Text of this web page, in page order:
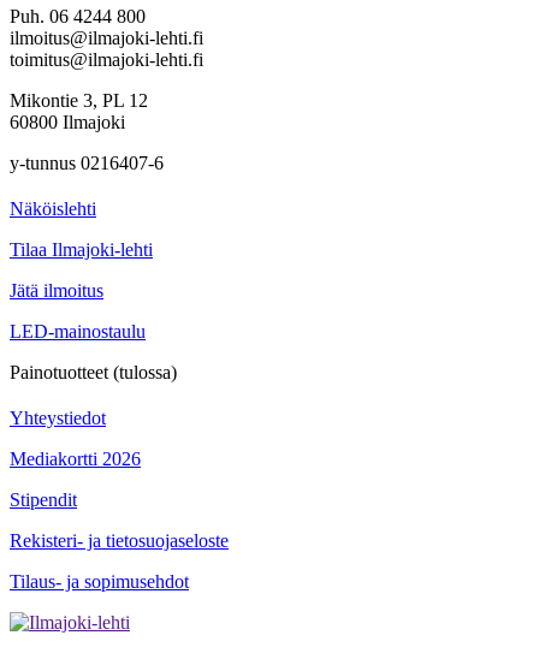
Puh. 06 4244 800
ilmoitus@ilmajoki-lehti.fi
toimitus@ilmajoki-lehti.fi
Mikontie 3, PL 12
60800 Ilmajoki
y-tunnus 0216407-6
Näköislehti
Tilaa Ilmajoki-lehti
Jätä ilmoitus
LED-mainostaulu
Painotuotteet (tulossa)
Yhteystiedot
Mediakortti 2026
Stipendit
Rekisteri- ja tietosuojaseloste
Tilaus- ja sopimusehdot